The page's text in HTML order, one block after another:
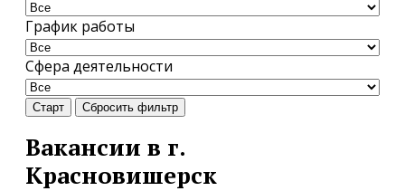
График работы
Сфера деятельности
Старт Сбросить фильтр
Вакансии в г.
Красновишерск